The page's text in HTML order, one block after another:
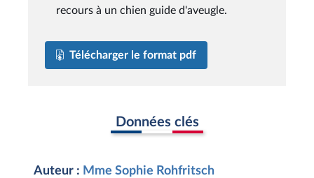
recours à un chien guide d'aveugle.
Télécharger le format pdf
Données clés
Auteur : Mme Sophie Rohfritsch